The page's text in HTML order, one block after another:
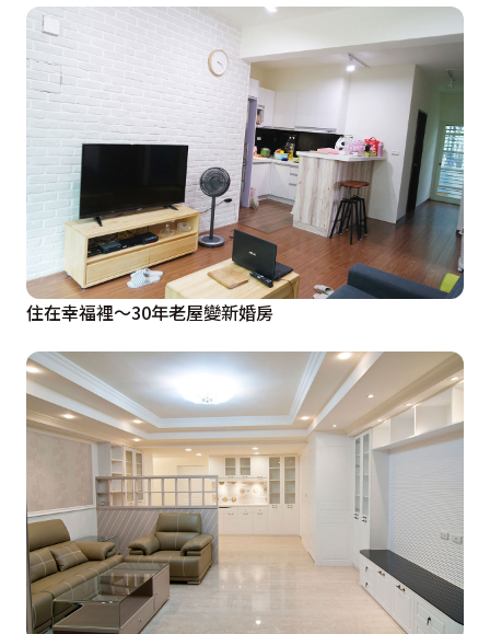
住在幸福裡〜30年老屋變新婚房